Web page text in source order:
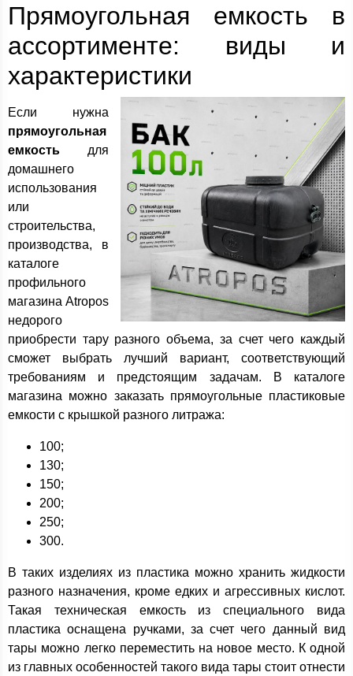
Прямоугольная емкость в
ассортименте: виды и
характеристики
Если нужна
прямоугольная
емкость для
домашнего
использования
или
строительства,
производства, в
каталоге
профильного
магазина Atropos
недорого
приобрести тару разного объема, за счет чего каждый
сможет выбрать лучший вариант, соответствующий
требованиям и предстоящим задачам. В каталоге
магазина можно заказать прямоугольные пластиковые
емкости с крышкой разного литража:
100;
130;
150;
200;
250;
300.
В таких изделиях из пластика можно хранить жидкости
разного назначения, кроме едких и агрессивных кислот.
Такая техническая емкость из специального вида
пластика оснащена ручками, за счет чего данный вид
тары можно легко переместить на новое место. К одной
из главных особенностей такого вида тары стоит отнести